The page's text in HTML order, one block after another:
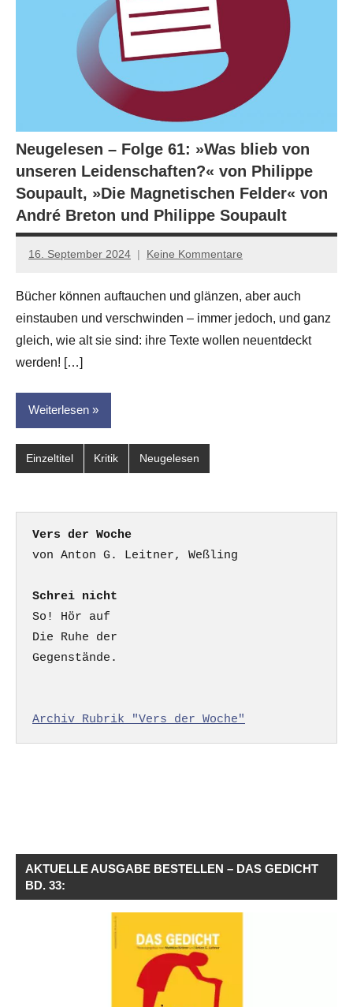
Neugelesen – Folge 61: »Was blieb von
unseren Leidenschaften?« von Philippe
Soupault, »Die Magnetischen Felder« von
André Breton und Philippe Soupault
16. September 2024
Anton
Leitner
Keine Kommentare
Bücher können auftauchen und glänzen, aber auch
einstauben und verschwinden – immer jedoch, und ganz
gleich, wie alt sie sind: ihre Texte wollen neuentdeckt
werden! […]
Weiterlesen
Einzeltitel Kritik Neugelesen
Vers der Woche
Schrei nicht
So! Hör auf
Die Ruhe der
Gegenstände.
Archiv Rubrik "Vers der Woche"
AKTUELLE AUSGABE BESTELLEN – DAS GEDICHT
BD. 33: